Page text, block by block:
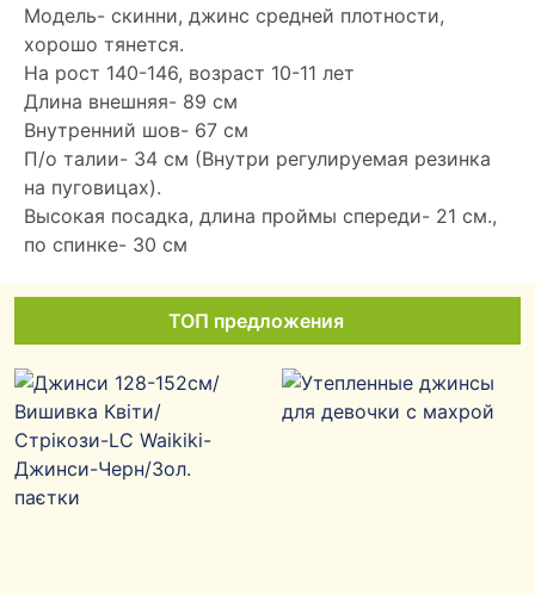
Модель- скинни, джинс средней плотности,
хорошо тянется.
На рост 140-146, возраст 10-11 лет
Длина внешняя- 89 см
Внутренний шов- 67 см
П/о талии- 34 см (Внутри регулируемая резинка
на пуговицах).
Высокая посадка, длина проймы спереди- 21 см.,
по спинке- 30 см
ТОП предложения